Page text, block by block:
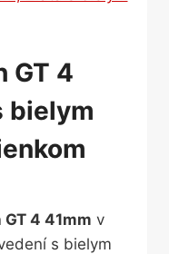
GT 4
bielym
4 41mm v
s bielym